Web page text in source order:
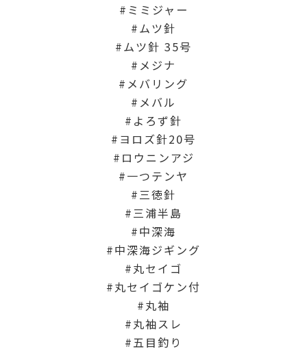
ミミジャー
ムツ針
ムツ針 35号
メジナ
メバリング
メバル
よろず針
ヨロズ針20号
ロウニンアジ
一つテンヤ
三徳針
三浦半島
中深海
中深海ジギング
丸セイゴ
丸セイゴケン付
丸袖
丸袖スレ
五目釣り